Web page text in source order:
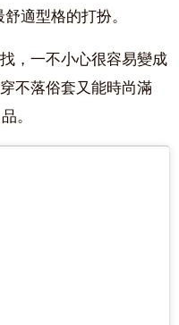
適型格的打扮。
，一不小心很容易變成
不落俗套又能時尚滿
。